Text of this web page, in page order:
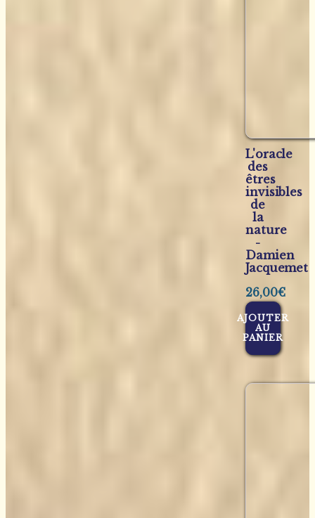
L'oracle
des
êtres
invisibles
de
la
nature
-
Damien
Jacquemet
26,00€
AJOUTER
AU
PANIER